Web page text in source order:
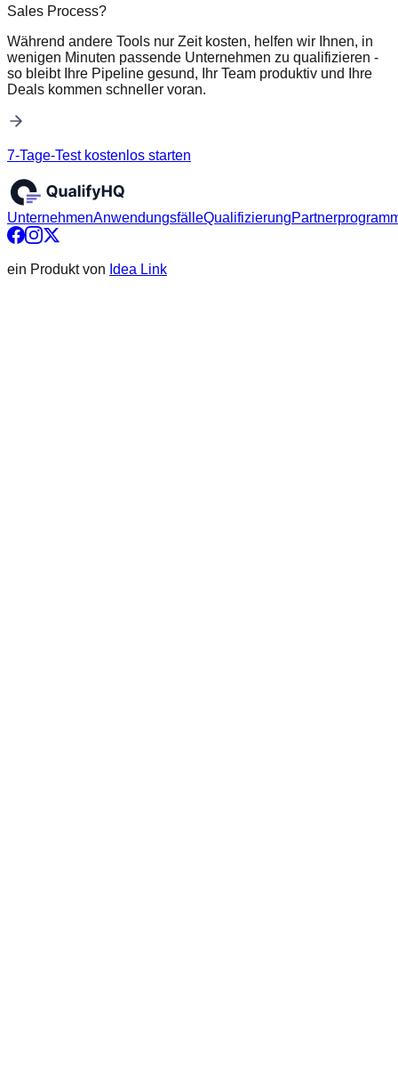
Sales Process?
Während andere Tools nur Zeit kosten, helfen wir Ihnen, in
wenigen Minuten passende Unternehmen zu qualifizieren -
so bleibt Ihre Pipeline gesund, Ihr Team produktiv und Ihre
Deals kommen schneller voran.
7-Tage-Test kostenlos starten
UnternehmenAnwendungsfälleQualifizierung
ein Produkt von Idea Link